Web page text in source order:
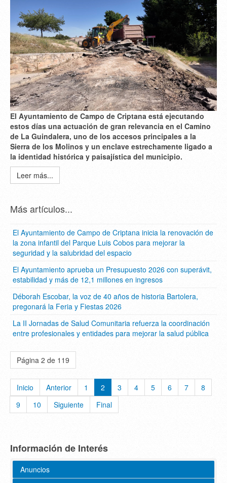
El Ayuntamiento de Campo de Criptana está ejecutando
estos días una actuación de gran relevancia en el Camino
de La Guindalera, uno de los accesos principales a la
Sierra de los Molinos y un enclave estrechamente ligado a
la identidad histórica y paisajística del municipio.
Leer más...
Más artículos...
El Ayuntamiento de Campo de Criptana inicia la renovación de
la zona infantil del Parque Luis Cobos para mejorar la
seguridad y la salubridad del espacio
El Ayuntamiento aprueba un Presupuesto 2026 con superávit,
estabilidad y más de 12,1 millones en ingresos
Déborah Escobar, la voz de 40 años de historia Bartolera,
pregonará la Feria y Fiestas 2026
La II Jornadas de Salud Comunitaria refuerza la coordinación
entre profesionales y entidades para mejorar la salud pública
Página 2 de 119
Inicio Anterior 1 2 3 4 5 6 7
8
9
10 Siguiente Final
Información de Interés
Anuncios